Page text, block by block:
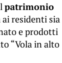
patrimonio
residenti sia
e prodotti
“Vola in alto